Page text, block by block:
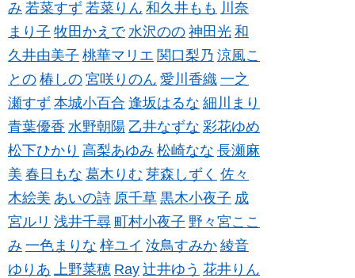
み 若菜すず 若菜りん 和久井もも 川奈
まり子 牧田かえで 水沢のの 神田光 和
久井由美子 桃華マリエ 関口梨乃 涼風こ
との 椿しの 宮咲りのん 愛川香織 一之
瀬すず 本城小百合 逢坂はるな 細川まり
青葉優香 水野朝陽 乙井なずな 彩花ゆめ
松下ひかり 高梨あゆみ 松崎なな 長瀬麻
美 春日もな 葛木りむ 芽森しずく 佐々
木絵美 あいの詩 原千草 黒木小夜子 成
宮ルリ 浅井千尋 町村小夜子 野々宮ここ
み 一色まりな 梓ユイ 汝鳥すみか 綾音
ゆりあ 上野菜穂 Ray 辻井ゆう 花井りん